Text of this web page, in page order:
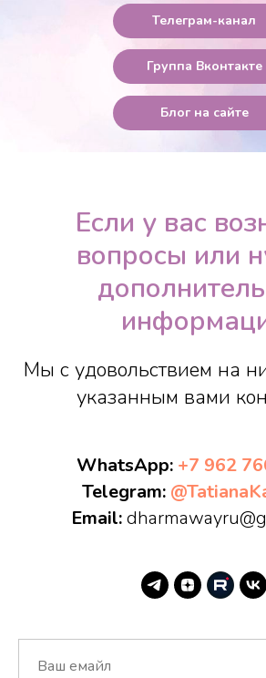
Группа Вконтакте
Блог на сайте
Телеграм-канал
Если у вас
вопросы или
Мы с удовольствием на
указанным вами
WhatsApp: +7 962
Telegram:
Email: